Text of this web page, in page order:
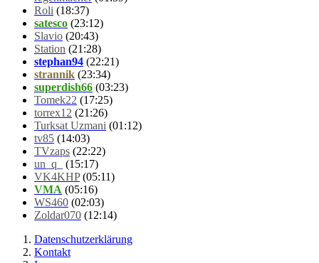
Roli (18:37)
satesco (23:12)
Slavio (20:43)
Station (21:28)
stephan94 (22:21)
strannik (23:34)
superdish66 (03:23)
Tomek22 (17:25)
torrex12 (21:26)
Turksat Uzmani (01:12)
tv85 (14:03)
TVzaps (22:22)
un_q_
(15:17)
VK4KHP(05:11)
VMA (05:16)
WS460 (02:03)
Zoldar070 (12:14)
Datenschutzerklärung
Kontakt